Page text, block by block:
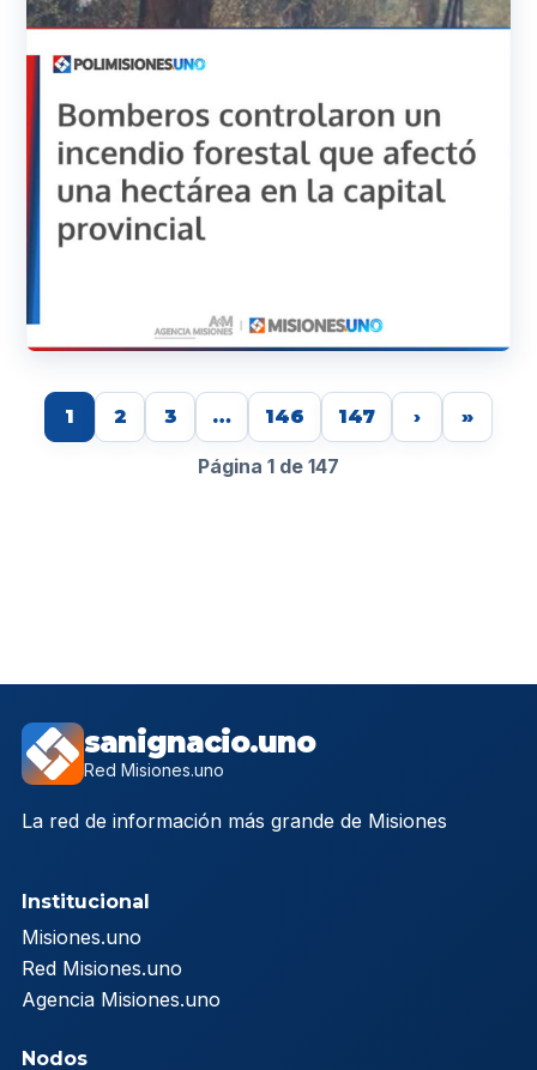
1 2 3 … 146 147 › »
Página 1 de 147
sanignacio.uno
Red Misiones.uno
La red de información más grande de Misiones
Institucional
Misiones.uno
Red Misiones.uno
Agencia Misiones.uno
Nodos